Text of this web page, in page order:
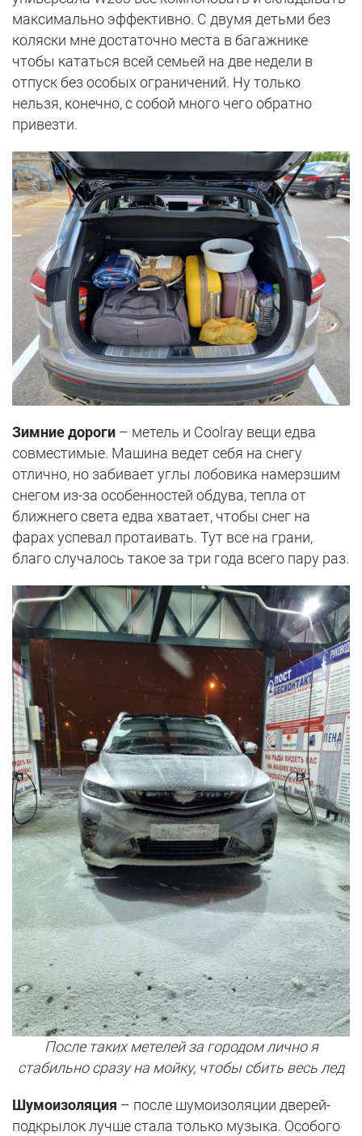
максимально эффективно. С двумя детьми без
коляски мне достаточно места в багажнике
чтобы кататься всей семьей на две недели в
отпуск без особых ограничений. Ну только
нельзя, конечно, с собой много чего обратно
привезти.
Зимние дороги – метель и Coolray вещи едва
совместимые. Машина ведет себя на снегу
отлично, но забивает углы лобовика намерзшим
снегом из-за особенностей обдува, тепла от
ближнего света едва хватает, чтобы снег на
фарах успевал протаивать. Тут все на грани,
благо случалось такое за три года всего пару раз.
После таких метелей за городом лично я
стабильно сразу на мойку, чтобы сбить весь лед
Шумоизоляция – после шумоизоляции дверей-
подкрылок лучше стала только музыка. Особого